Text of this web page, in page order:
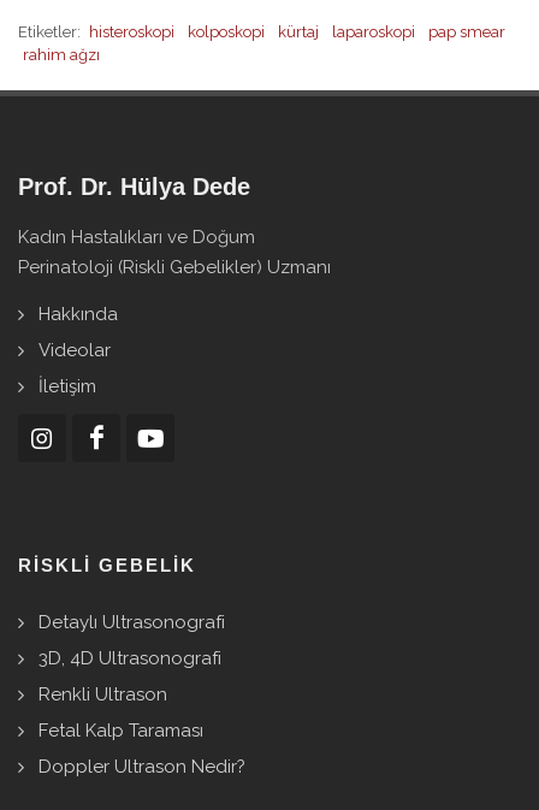
Etiketler: histeroskopi kolposkopi kürtaj laparoskopi
pap smear
rahim ağzı
Prof. Dr. Hülya Dede
Kadın Hastalıkları ve Doğum
Perinatoloji (Riskli Gebelikler) Uzmanı
Hakkında
Videolar
İletişim
RISKLI GEBELIK
Detaylı Ultrasonografi
3D, 4D Ultrasonografi
Renkli Ultrason
Fetal Kalp Taraması
Doppler Ultrason Nedir?